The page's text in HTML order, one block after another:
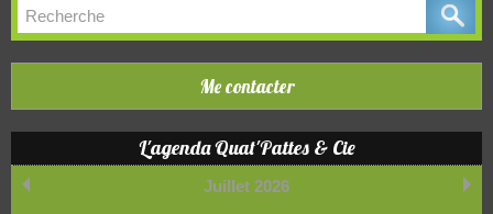
Me contacter
L'agenda Quat'Pattes & Cie
Juillet 2026